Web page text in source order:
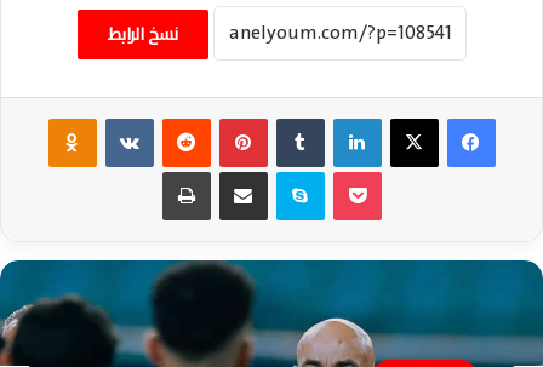
نسخ الرابط
فيسبوك ‫X لينكدإن بينتيريست ‏VKontakte
سكايب مشاركة عبر البريد طباعة